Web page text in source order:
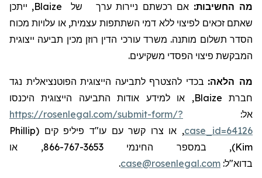
מה החשיבות: אם רכשתם ניירות ערך של Blaize, ייתכן
שאתם זכאים לפיצוי ללא דמי השתתפות עצמית, או עלויות מכוח
הסדר תשלום מותנה. משרד עורכי הדין רוזן מכין תביעה ייצוגית
המבקשת פיצוי הפסדי משקיעים.
מה הלאה: בכדי להצטרף לתביעה הייצוגית הפוטנציאלית נגד
חברת Blaize, או למידע אודות התביעה הייצוגית היכנסו
אל: https://rosenlegal.com/submit-form/?
case_id=64126, או צרו קשר עם עו"ד פיליפ קים (Phillip
Kim
), במספר החינמי 866-767-3653, או
בדוא"ל: case@rosenlegal.com
.